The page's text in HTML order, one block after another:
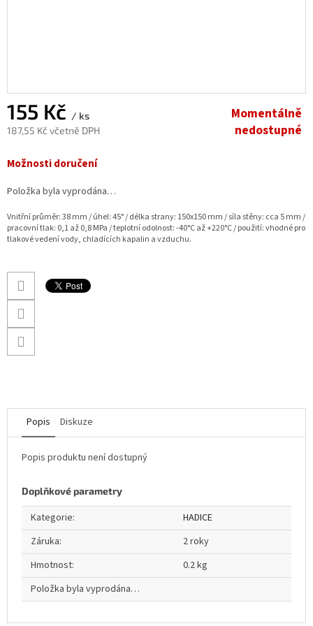
155 Kč / ks
187,55 Kč včetně DPH
cena:
Momentálně
nedostupné
Možnosti doručení
Položka byla vyprodána…
Vnitřní průměr: 38 mm / úhel: 45° / délka strany: 150x150 mm / síla stěny: cca 5 mm /
pracovní tlak: 0,1 až 0,8 MPa / teplotní odolnost: -40°C až +220°C / použití: vhodné pro
tlakové vedení vody, chladících kapalin a vzduchu.
Popis Diskuze
Popis produktu není dostupný
Doplňkové parametry
Kategorie:
HADICE
Záruka:
2 roky
Hmotnost:
0.2 kg
Položka byla vyprodána…